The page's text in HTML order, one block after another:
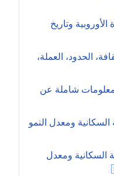
وتاريخ
الحدود، العملة،
شاملة عن
2026 – الساعة السكانية ومعدل النمو
2026 – الساعة السكانية ومعدل